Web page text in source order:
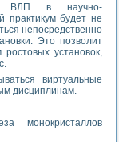
ВЛП в научно-
практикум будет не
непосредственно
Это позволит
установок,
виртуальные
дисциплинам.
монокристаллов